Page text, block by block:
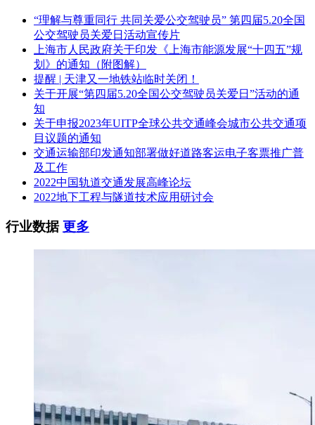
路东金成大厦B座10楼）
联系人：王先生、杨先生
电话：0371-65528803
邮箱：zhaobiao01@126.com
监督单位：郑州市城乡建设局工程招标投标监管处
地址：郑州市淮河西路35号
电话：0371-67885515
邮箱：sjwgcztbjgc@163.com
“理解与尊重同行 共同关爱公交驾驶员” 第四届5.20全国
公交驾驶员关爱日活动宣传片
上海市人民政府关于印发《上海市能源发展“十四五”规
划》的通知（附图解）
提醒 | 天津又一地铁站临时关闭！
关于开展“第四届5.20全国公交驾驶员关爱日”活动的通
知
关于申报2023年UITP全球公共交通峰会城市公共交通项
目议题的通知
交通运输部印发通知部署做好道路客运电子客票推广普
及工作
2022中国轨道交通发展高峰论坛
2022地下工程与隧道技术应用研讨会
行业数据更多